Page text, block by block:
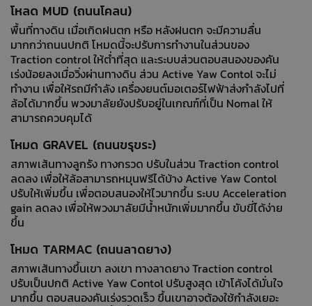
โหลด MUD (ถนนโคลน)
พื้นที่ทางดิน เมื่อเกิดฝนตก หรือ หลังฝนตก จะมีความลื่น
มากกว่าถนนปกติ โหมดนี้จะปรับการทำงานในส่วนของ
Traction control ให้ต่ำที่สุด และระบบส่วนตอบสนองของคัน
เร่งน้อยลงเมื่อวิ่งผ่านทางดิน ส่วน Active Yaw Contol จะไม่
ทำงาน เพื่อให้รถมีกำลัง เครื่องยนต์มอเตอร์ไฟฟ้าส่งกำลังไปที่
ล้อได้มากขึ้น พวงมาลัยยังปรับอยู่ในเกณฑ์ที่เป็น Nomal ให้
สามารถควบคุมได้
โหมด GRAVEL (ถนนขรุขระ)
สภาพเส้นทางลูกรัง ทางกรวด ปรับในส่วน Traction control
ลดลง เพื่อให้ล้อสามารถหมุนฟรีได้บ้าง Active Yaw Contol
ปรับให้เพิ่มขึ้น เพื่อตอบสนองให้ไวมากขึ้น ระบบ Acceleration
gain ลดลง เพื่อให้พวงมาลัยมีน้ำหนักเพิ่มมากขึ้น ขับขี่ได้ง่าย
ขึ้น
โหมด TARMAC (ถนนลาดยาง)
สภาพเส้นทางขึ้นเขา ลงเขา ทางลาดยาง Traction control
ปรับเป็นปกติ Active Yaw Contol ปรับสูงสุด เข้าโค้งได้มั่นใจ
มากขึ้น ตอบสนองคันเร่งรวดเร็ว ขึ้นเขาอาจต้องใช้กำลังเยอะ